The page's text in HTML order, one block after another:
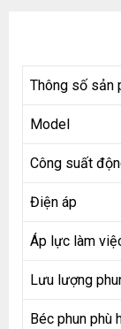
Thông số sản
Model
Công suất
Điện áp
Áp lực làm
Lưu lượng
Béc phun phù